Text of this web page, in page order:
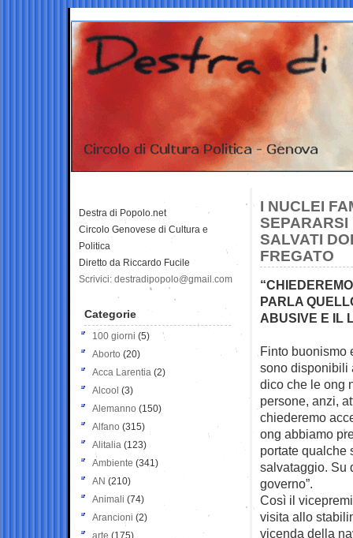
I NUCLEI
SEPARARSI
SALVATI
FREGATO
PARLA
ABUSIVE E IL
Finto buonismo
sono disponibili
dico che le ong
persone, anzi,
chiederemo
ong abbiamo
portate qualche
salvataggio. Su
governo”.
Così il
visita allo
vicenda della
Destra di Popolo.net
Circolo Genovese di Cultura e
Politica
Diretto da Riccardo Fucile
Scrivici: destradipopolo@gmail.com
Categorie
100 giorni (5)
Aborto (20)
Acca Larentia (2)
Alcool (3)
Alemanno (150)
Alfano (315)
Alitalia (123)
Ambiente (341)
AN (210)
Animali (74)
Arancioni (2)
arte (175)